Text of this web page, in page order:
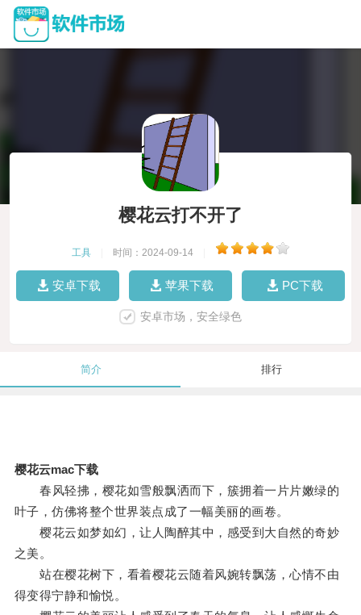
樱花云打不开了
工具 时间：2024-09-14
安卓下载 苹果下载 PC下载
安卓市场，安全绿色
简介 排行
樱花云mac下载
春风轻拂，樱花如雪般飘洒而下，簇拥着一片片嫩绿的
叶子，仿佛将整个世界装点成了一幅美丽的画卷。
樱花云如梦如幻，让人陶醉其中，感受到大自然的奇妙
之美。
站在樱花树下，看着樱花云随着风婉转飘荡，心情不由
得变得宁静和愉悦。